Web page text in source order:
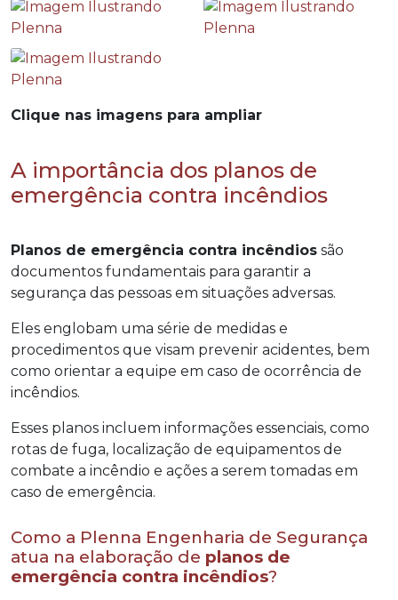
Clique nas imagens para ampliar
A importância dos planos de
emergência contra incêndios
Planos de emergência contra incêndios são
documentos fundamentais para garantir a
segurança das pessoas em situações adversas.
Eles englobam uma série de medidas e
procedimentos que visam prevenir acidentes, bem
como orientar a equipe em caso de ocorrência de
incêndios.
Esses planos incluem informações essenciais, como
rotas de fuga, localização de equipamentos de
combate a incêndio e ações a serem tomadas em
caso de emergência.
Como a Plenna Engenharia de Segurança
atua na elaboração de planos de
emergência contra incêndios?